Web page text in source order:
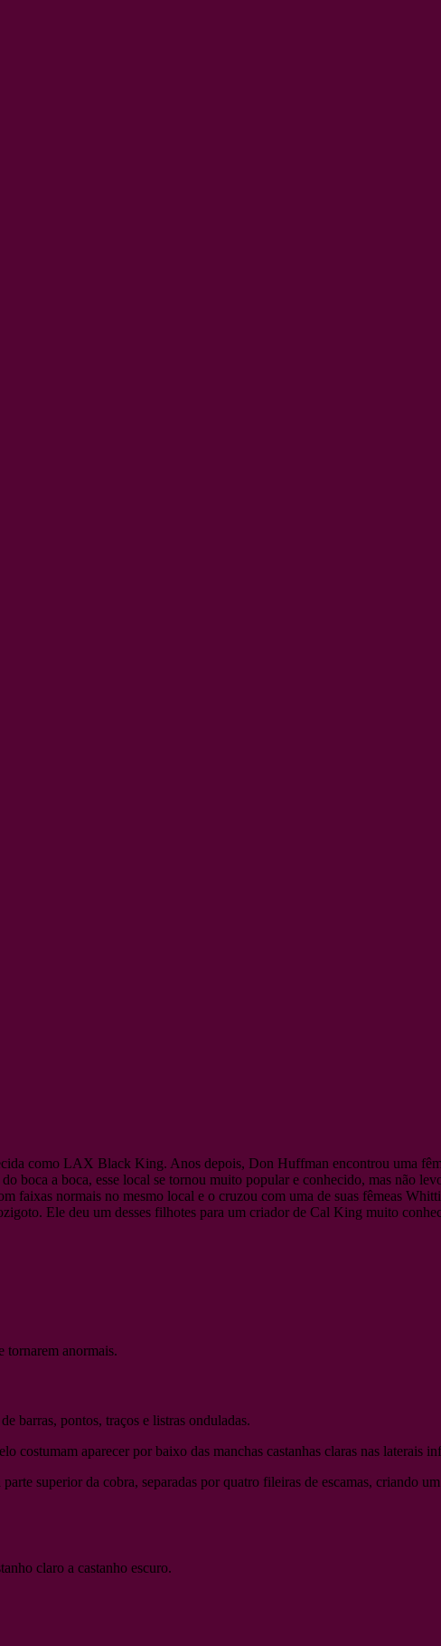
como LAX Black King. Anos depois, Don Huffman encontrou uma
boca a boca, esse local se tornou muito popular e conhecido, mas não
faixas normais no mesmo local e o cruzou com uma de suas fêmeas
Ele deu um desses filhotes para um criador de Cal King muito
tornarem anormais.
barras, pontos, traços e listras onduladas.
costumam aparecer por baixo das manchas castanhas claras nas laterais
superior da cobra, separadas por quatro fileiras de escamas, criando
claro a castanho escuro.